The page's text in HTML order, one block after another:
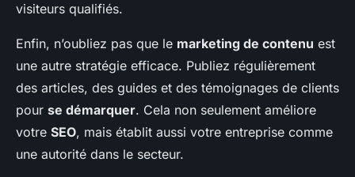
visiteurs qualifiés.
Enfin, n’oubliez pas que le marketing de contenu est
une autre stratégie efficace. Publiez régulièrement
des articles, des guides et des témoignages de clients
pour se démarquer. Cela non seulement améliore
votre SEO, mais établit aussi votre entreprise comme
une autorité dans le secteur.